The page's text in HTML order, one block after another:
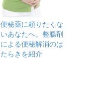
便秘薬に頼りたくな
いあなたへ。整腸剤
による便秘解消のは
たらきを紹介